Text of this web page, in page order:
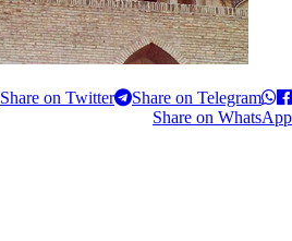
Share on Twitter
Share on Telegram
Share on WhatsApp